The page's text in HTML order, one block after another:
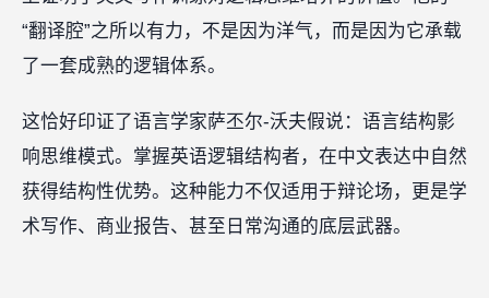
“翻译腔”之所以有力，不是因为洋气，而是因为它承载
了一套成熟的逻辑体系。
这恰好印证了语言学家萨丕尔-沃夫假说：语言结构影
响思维模式。掌握英语逻辑结构者，在中文表达中自然
获得结构性优势。这种能力不仅适用于辩论场，更是学
术写作、商业报告、甚至日常沟通的底层武器。